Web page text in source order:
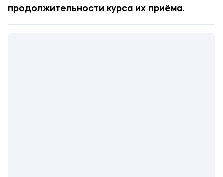
продолжительности курса их приёма.